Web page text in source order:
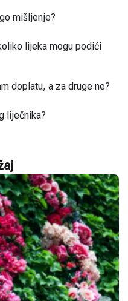
mišljenje?
lijeka mogu podići
doplatu, a za druge ne?
liječnika?